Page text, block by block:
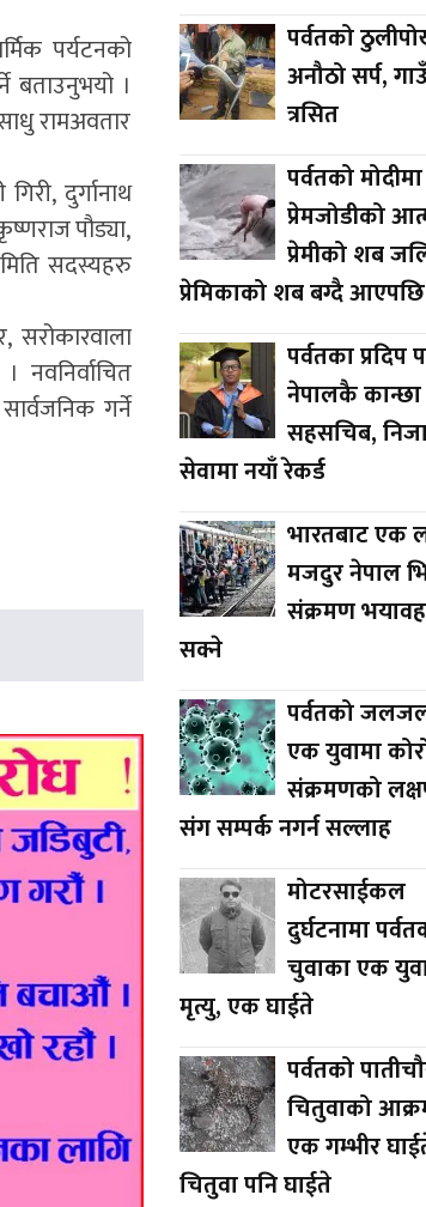
पर्यटनको
बताउनुभयो ।
रामअवतार
दुर्गानाथ
पौड्या,
सदस्यहरु
नवनिर्वाचित
गर्ने
पर्वतको
अनौठो सर्प,
त्रसित
पर्वतको मोदीमा
प्रेमजोडीको
प्रेमीको शब
प्रेमिकाको शब बग्दै
पर्वतका प्रदिप
नेपालकै कान्छा
सहसचिब,
सेवामा नयाँ रेकर्ड
भारतबाट एक
मजदुर नेपाल
संक्रमण
सक्ने
पर्वतको
एक युवामा
संक्रमणको
संग सम्पर्क नगर्न सल्लाह
मोटरसाईकल
दुर्घटनामा
चुवाका एक
मृत्यु, एक घाईते
पर्वतको
चितुवाको
एक गम्भीर
चितुवा पनि घाईते